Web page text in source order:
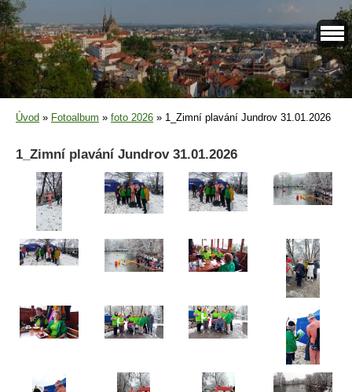
Úvod » Fotoalbum » foto 2026 » 1_Zimní plavání Jundrov 31.01.2026
1_Zimní plavání Jundrov 31.01.2026